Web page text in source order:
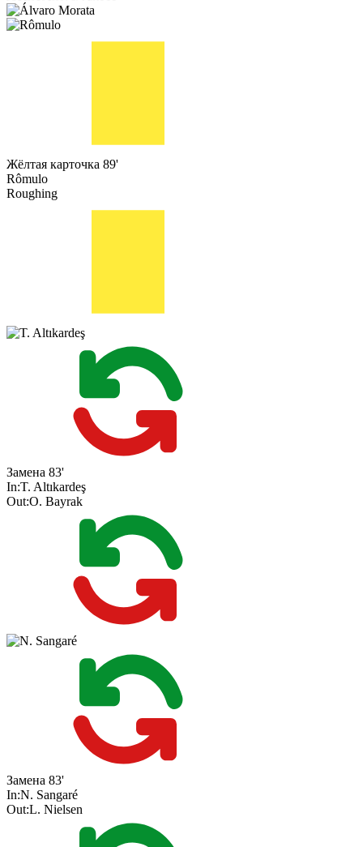
Жёлтая карточка 89'
Rômulo
Roughing
Замена 83'
In:T. Altıkardeş
Out:O. Bayrak
Замена 83'
In:N. Sangaré
Out:L. Nielsen